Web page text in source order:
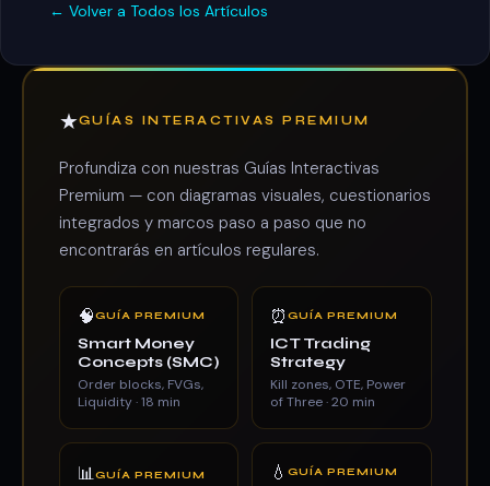
← Volver a Todos los Artículos
★GUÍAS INTERACTIVAS PREMIUM
Profundiza con nuestras Guías Interactivas
Premium — con diagramas visuales, cuestionarios
integrados y marcos paso a paso que no
encontrarás en artículos regulares.
🧠GUÍA PREMIUM
Smart Money
Concepts (SMC)
Order blocks, FVGs,
Liquidity · 18 min
⏰ GUÍA PREMIUM
ICT Trading
Strategy
Kill zones, OTE, Power
of Three · 20 min
📊GUÍA PREMIUM 💧 GUÍA PREMIUM